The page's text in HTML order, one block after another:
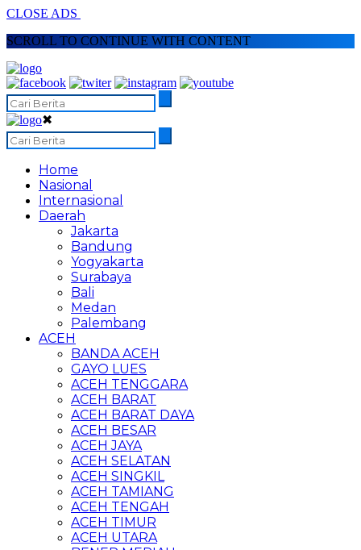
CLOSE ADS
SCROLL TO CONTINUE WITH CONTENT
✖
Home
Nasional
Internasional
Daerah
Jakarta
Bandung
Yogyakarta
Surabaya
Bali
Medan
Palembang
ACEH
BANDA ACEH
GAYO LUES
ACEH TENGGARA
ACEH BARAT
ACEH BARAT DAYA
ACEH BESAR
ACEH JAYA
ACEH SELATAN
ACEH SINGKIL
ACEH TAMIANG
ACEH TENGAH
ACEH TIMUR
ACEH UTARA